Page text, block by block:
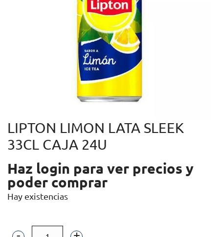
LIPTON LIMON LATA SLEEK
33CL CAJA 24U
Haz login para ver precios y
poder comprar
Hay existencias